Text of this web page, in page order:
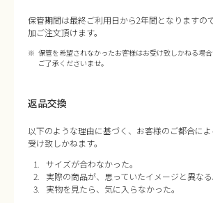
保管期間は最終ご利用日から2年間となりますの
加ご注文頂けます。
保管を希望されなかったお客様はお受け致しかねる場
ご了承くださいませ。
返品交換
以下のような理由に基づく、お客様のご都合に
受け致しかねます。
サイズが合わなかった。
実際の商品が、思っていたイメージと異なる
実物を見たら、気に入らなかった。